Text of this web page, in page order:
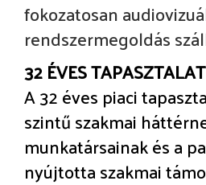
fokozatosan
rendszermegoldás
32 ÉVES TAPASZTALAT
A 32 éves piaci
szintű szakmai
munkatársainak és a
nyújtotta szakmai